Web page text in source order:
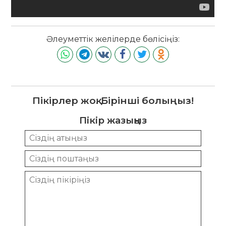
Әлеуметтік желілерде бөлісіңіз:
Пікірлер жоқ. Бірінші болыңыз!
Пікір жазыңыз